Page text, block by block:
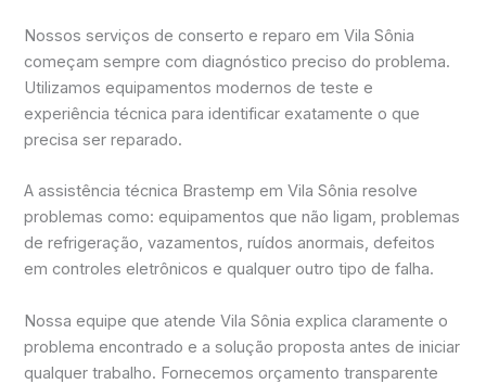
Nossos serviços de conserto e reparo em Vila Sônia
começam sempre com diagnóstico preciso do problema.
Utilizamos equipamentos modernos de teste e
experiência técnica para identificar exatamente o que
precisa ser reparado.
A assistência técnica Brastemp em Vila Sônia resolve
problemas como: equipamentos que não ligam, problemas
de refrigeração, vazamentos, ruídos anormais, defeitos
em controles eletrônicos e qualquer outro tipo de falha.
Nossa equipe que atende Vila Sônia explica claramente o
problema encontrado e a solução proposta antes de iniciar
qualquer trabalho. Fornecemos orçamento transparente